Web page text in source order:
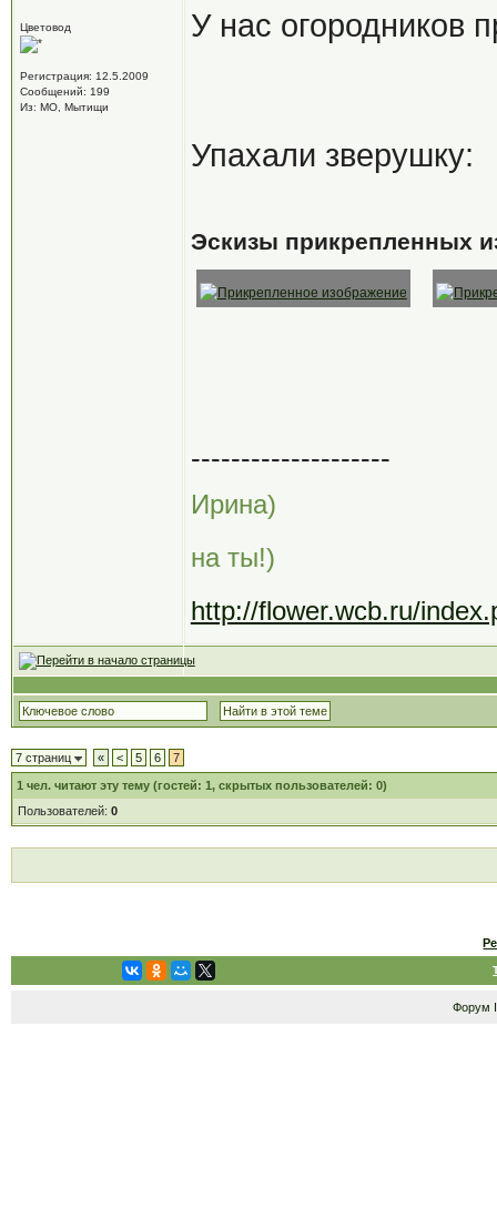
Цветовод
Регистрация: 12.5.2009
Сообщений: 199
Из: МО, Мытищи
У нас огородников
Упахали зверушку:
Эскизы прикрепленных
--------------------
Ирина)
на ты!)
http://flower.wcb.ru/
7 страниц « < 5 6 7
1 чел. читают эту тему (гостей: 1, скрытых пользователей: 0)
Пользователей: 0
Форум